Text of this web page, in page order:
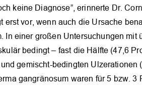
keine Diagnose”, erinnerte Dr.
erst vor, wenn auch die Ursache
In einer großen Untersuchungen
bedingt – fast die Hälfte (47,6
gemischt-bedingten Ulzerationen
gangränosum waren für 5 bzw. 3